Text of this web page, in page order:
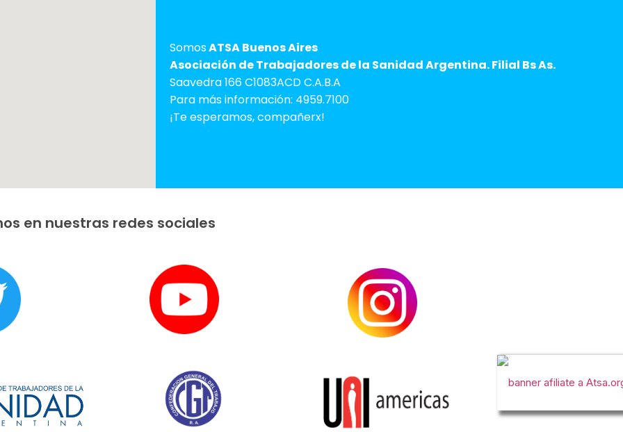
SomosATSA Buenos Aires
Asociación de Trabajadores de la Sanidad Argentina. Filial Bs As.
Saavedra 166 C1083ACD C.A.B.A
Para más información: 4959.7100
¡Te esperamos, compañerx!
en nuestras redes sociales